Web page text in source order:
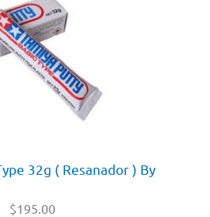
32g ( Resanador ) By
$195.00